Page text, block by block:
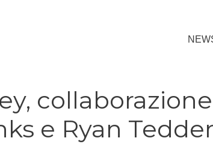
e Ryan Tedder